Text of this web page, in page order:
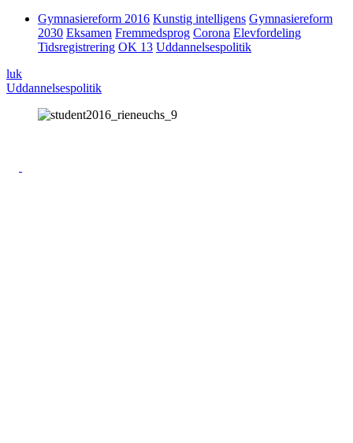
Gymnasiereform 2016 Kunstig intelligens Gymnasiereform
2030 Eksamen Fremmedsprog Corona Elevfordeling
Tidsregistrering OK 13 Uddannelsespolitik
luk
Uddannelsespolitik